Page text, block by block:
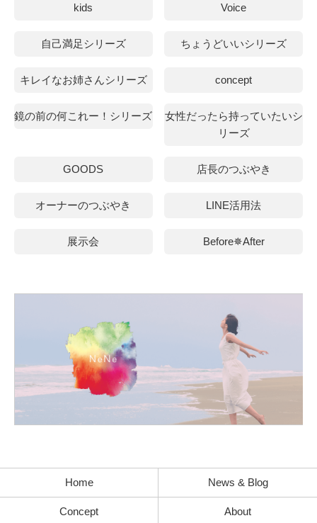
kids Voice
自己満足シリーズ ちょうどいいシリーズ
キレイなお姉さんシリーズ concept
鏡の前の何これー！シリーズ
女性だったら持っていたいシ
リーズ
GOODS 店長のつぶやき
オーナーのつぶやき LINE活用法
展示会 Before✵After
Home News & Blog
Concept About